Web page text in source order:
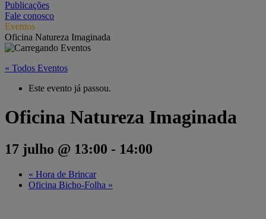
Publicações
Fale conosco
Eventos
Oficina Natureza Imaginada
« Todos Eventos
Este evento já passou.
Oficina Natureza Imaginada
17 julho @ 13:00 - 14:00
« Hora de Brincar
Oficina Bicho-Folha »